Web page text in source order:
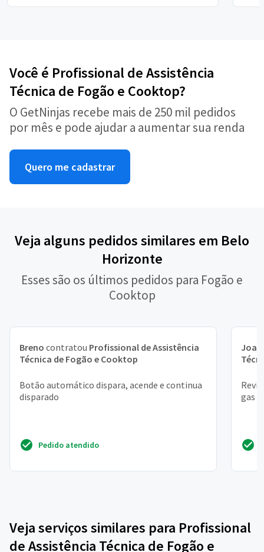
Você é Profissional de Assistência
Técnica de Fogão e Cooktop?
O GetNinjas recebe mais de 250 mil pedidos
por mês e pode ajudar a aumentar sua renda
Quero me cadastrar
Veja alguns pedidos similares em Belo
Horizonte
Esses são os últimos pedidos para Fogão e
Cooktop
Breno contratou Profissional de Assistência
Técnica de Fogão e Cooktop
Botão automático dispara, acende e continua
disparado
Pedido atendido
gas
Veja serviços similares para Profissional
de Assistência Técnica de Fogão e